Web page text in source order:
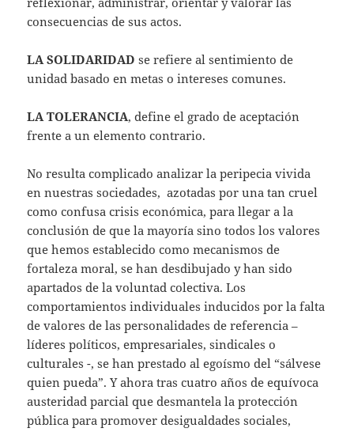
consecuencias de sus actos.
LA SOLIDARIDAD se refiere al sentimiento de
unidad basado en metas o intereses comunes.
LA TOLERANCIA, define el grado de aceptación
frente a un elemento contrario.
No resulta complicado analizar la peripecia vivida
en nuestras sociedades, azotadas por una tan cruel
como confusa crisis económica, para llegar a la
conclusión de que la mayoría sino todos los valores
que hemos establecido como mecanismos de
fortaleza moral, se han desdibujado y han sido
apartados de la voluntad colectiva. Los
comportamientos individuales inducidos por la falta
de valores de las personalidades de referencia –
líderes políticos, empresariales, sindicales o
culturales -, se han prestado al egoísmo del “sálvese
quien pueda”. Y ahora tras cuatro años de equívoca
austeridad parcial que desmantela la protección
pública para promover desigualdades sociales,